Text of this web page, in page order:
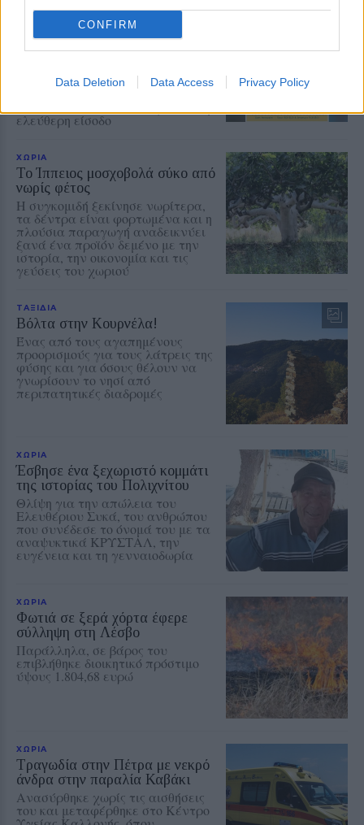
CONFIRM
Data Deletion Data Access Privacy Policy
Οι μικροί δημιουργοί της Αγιάσου
παρουσιάζουν τον δικό τους
πολύχρωμο κόσμο
του Αναγνωστηρίου «Η
Ανάπτυξη» ανοίγει τις πόρτες της
ελεύθερη είσοδο
ΧΩΡΙΑ
Το Ίππειος μοσχοβολά σύκο από
νωρίς φέτος
Η συγκομιδή ξεκίνησε νωρίτερα,
τα δέντρα είναι φορτωμένα και η
πλούσια παραγωγή αναδεικνύει
ξανά ένα προϊόν δεμένο με την
ιστορία, την οικονομία και τις
γεύσεις του χωριού
ΤΑΞΙΔΙΑ
Βόλτα στην Κουρνέλα!
Ένας από τους αγαπημένους
προορισμούς για τους λάτρεις της
φύσης και για όσους θέλουν να
γνωρίσουν το νησί από
περιπατητικές διαδρομές
ΧΩΡΙΑ
Έσβησε ένα ξεχωριστό κομμάτι
της ιστορίας του Πολιχνίτου
Θλίψη για την απώλεια του
Ελευθέριου Συκά, του ανθρώπου
που συνέδεσε το όνομά του με τα
αναψυκτικά ΚΡΥΣΤΑΛ, την
ευγένεια και τη γενναιοδωρία
ΧΩΡΙΑ
Φωτιά σε ξερά χόρτα έφερε
σύλληψη στη Λέσβο
Παράλληλα, σε βάρος του
επιβλήθηκε διοικητικό πρόστιμο
ύψους 1.804,68 ευρώ
ΧΩΡΙΑ
Τραγωδία στην Πέτρα με νεκρό
άνδρα στην παραλία Καβάκι
Ανασύρθηκε χωρίς τις αισθήσεις
του και μεταφέρθηκε στο Κέντρο